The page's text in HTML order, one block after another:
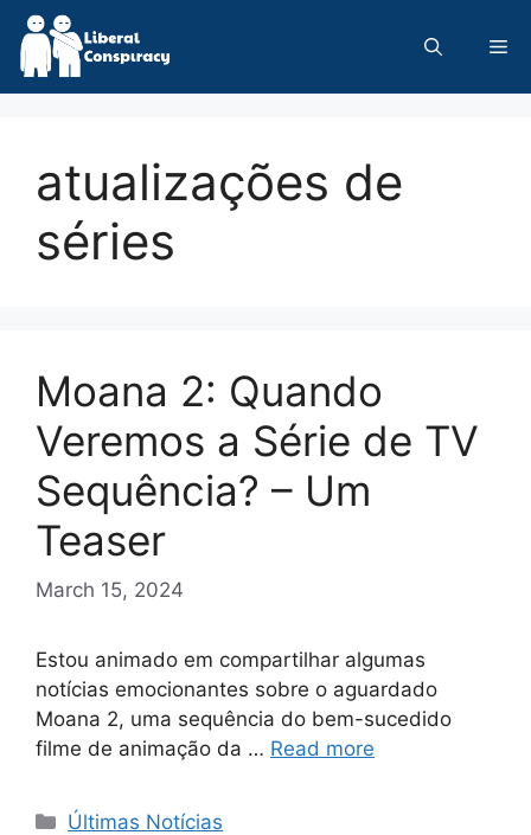
Skip
content
atualizações de
séries
Moana 2: Quando
Veremos a Série de TV
Sequência? – Um
Teaser
March 15, 2024
Estou animado em compartilhar algumas
notícias emocionantes sobre o aguardado
Moana 2, uma sequência do bem-sucedido
filme de animação da … Read more
Categories
Últimas Notícias